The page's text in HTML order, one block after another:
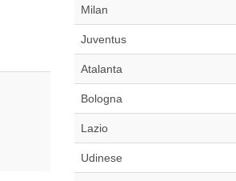
Milan
Juventus
Atalanta
Bologna
Lazio
Udinese